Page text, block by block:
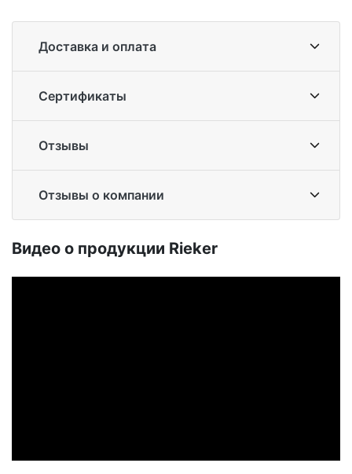
Доставка и оплата
Сертификаты
Отзывы
Отзывы о компании
Ви­део о про­дук­ции Ri­eker